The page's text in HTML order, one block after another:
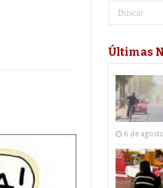
Últimas
6 de